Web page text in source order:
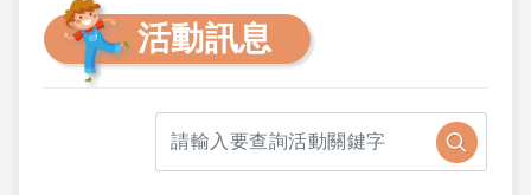
活動訊息